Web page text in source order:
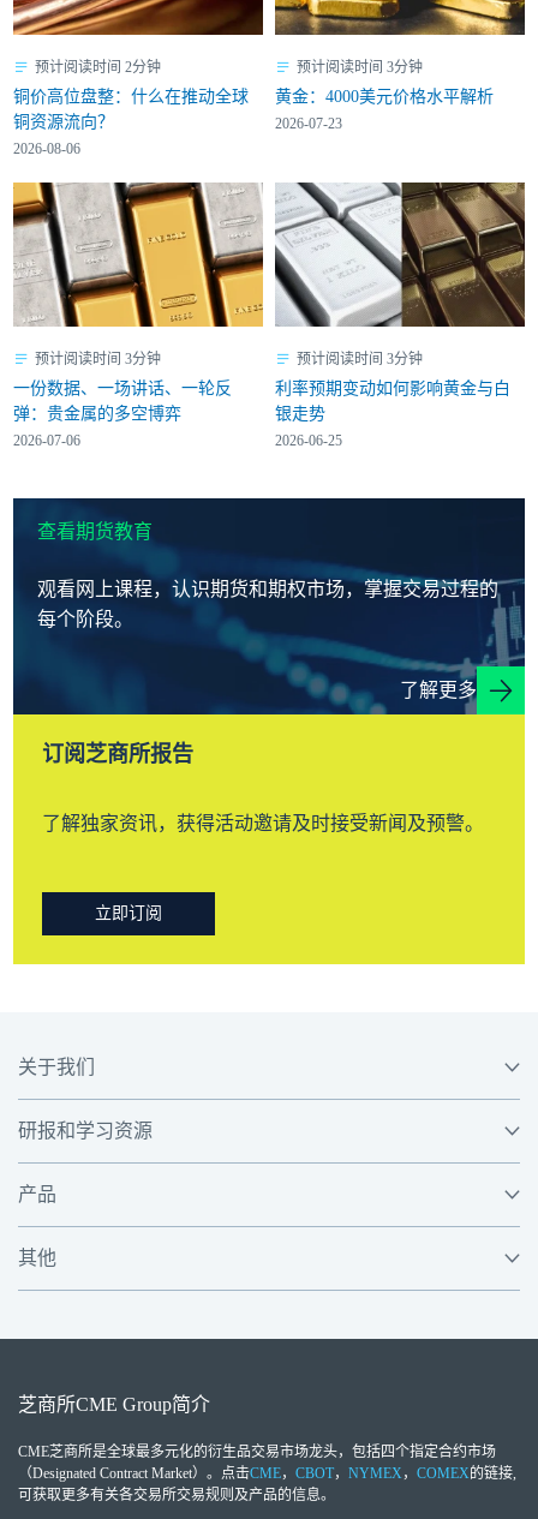
预计阅读时间 2分钟
铜价高位盘整：什么在推动全球
铜资源流向？
2026-08-06
预计阅读时间 3分钟
黄金：4000美元价格水平解析
2026-07-23
预计阅读时间 3分钟
一份数据、一场讲话、一轮反
弹：贵金属的多空博弈
2026-07-06
预计阅读时间 3分钟
利率预期变动如何影响黄金与白
银走势
2026-06-25
查看期货教育
观看网上课程，认识期货和期权市场，掌握交易过程的
每个阶段。
了解更多
订阅芝商所报告
了解独家资讯，获得活动邀请及时接受新闻及预警。
立即订阅
关于我们
研报和学习资源
产品
其他
芝商所CME Group简介
CME芝商所是全球最多元化的衍生品交易市场龙头，包括四个指定合约市场
（Designated Contract Market）。点击CME， CBOT， NYMEX， COMEX的链接,
可获取更多有关各交易所交易规则及产品的信息。